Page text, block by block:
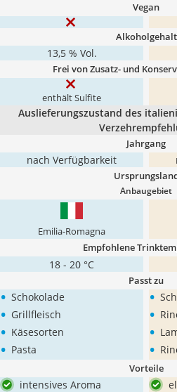
Vegan
Alkoholgehalt
13,5 % Vol.
Frei von Zusatz- und
enthält Sulfite
Auslieferungszustand des
Jahrgang
nach Verfügbarkeit
Anbaugebiet
Emilia-Romagna
Empfohlene
18 - 20 °C
Passt zu
• ‎Schokolade
• Grillfleisch
• Käsesorten
• Pasta
•
•
•
•
Vorteile
intensives Aroma